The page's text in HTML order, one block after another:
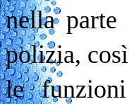
nella
polizia,
le